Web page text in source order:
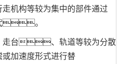
等较为集中的部件通过
。
台、轨道等较为分散
加速度形式进行替